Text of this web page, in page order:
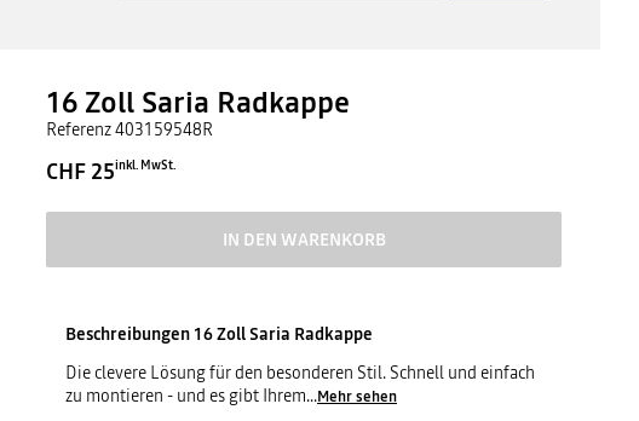
16 Zoll Saria Radkappe
Referenz403159548R
CHF 25inkl. MwSt.
IN DEN WARENKORB
Beschreibungen 16 Zoll Saria Radkappe
Die clevere Lösung für den besonderen Stil. Schnell und einfach
zu montieren - und es gibt Ihrem...Mehr sehen